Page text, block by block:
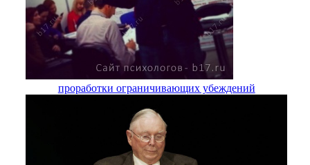
проработки ограничивающих убеждений